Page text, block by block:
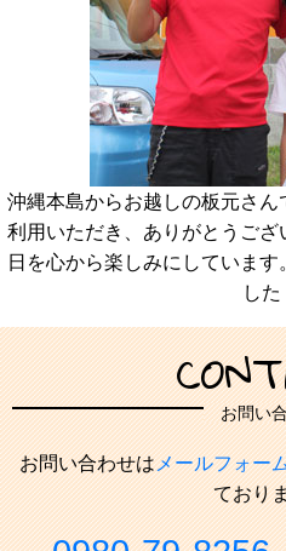
沖縄本島からお越しの板元さ
利用いただき、ありがとうご
日を心から楽しみにしていま
した
お問い
お問い合わせはメールフォー
ており